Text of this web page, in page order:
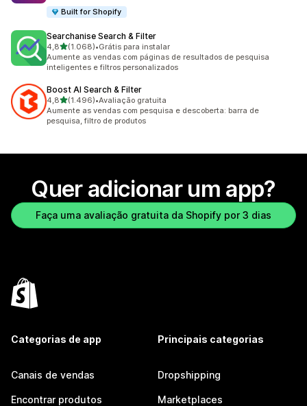
Built for Shopify
Searchanise Search & Filter
4,8de 5 estrelas
(1.068)
1068 avaliações ao todo
•Grátis para instalar
Aumente as vendas com páginas de resultados de pesquisa
inteligentes e filtros personalizados
Boost AI Search & Filter
4,8de 5 estrelas
(1.496)
1496 avaliações ao todo
•Avaliação gratuita
Aumente as vendas com pesquisa e descoberta: barra de
pesquisa, filtro de produtos
Quer adicionar um app?
Faça uma avaliação gratuita da Shopify por 3 dias
Categorias de app
Canais de vendas
Encontrar produtos
Principais categorias
Dropshipping
Marketplaces